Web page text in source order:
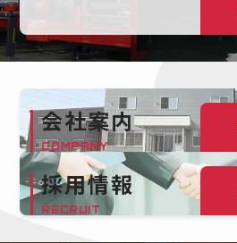
会社案内
COMPANY
採用情報
RECRUIT